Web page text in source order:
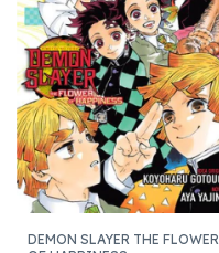
DEMON SLAYER THE FLOWER